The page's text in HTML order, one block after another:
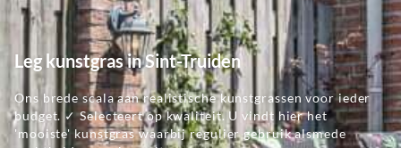
Leg kunstgras in Sint-Truiden
Ons brede scala aan realistische kunstgrassen voor ieder
budget. ✓ Selecteert op kwaliteit. U vindt hier het
'mooiste' kunstgras waarbij regulier gebruik alsmede